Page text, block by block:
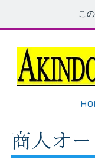
こ
商人オ